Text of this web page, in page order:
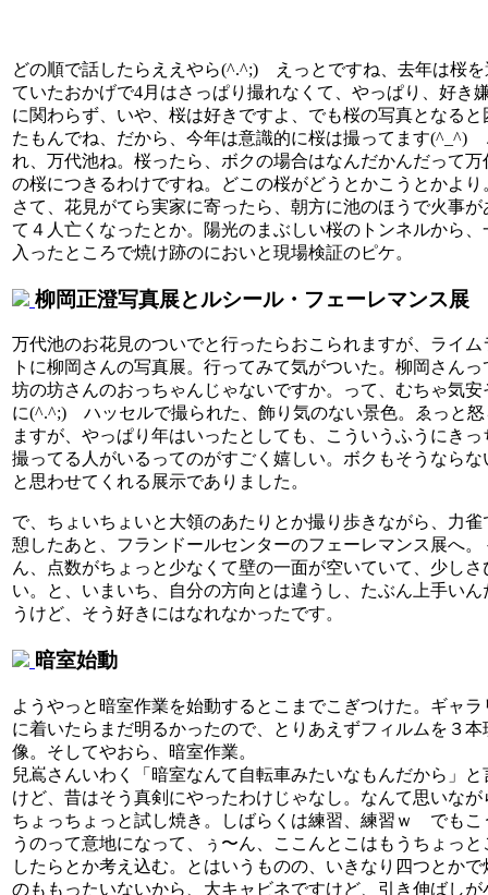
どの順で話したらええやら(^.^;) えっとですね、去年は桜を
ていたおかげで4月はさっぱり撮れなくて、やっぱり、好き
に関わらず、いや、桜は好きですよ、でも桜の写真となると
たもんでね、だから、今年は意識的に桜は撮ってます(^_^)
れ、万代池ね。桜ったら、ボクの場合はなんだかんだって万
の桜につきるわけですね。どこの桜がどうとかこうとかより
さて、花見がてら実家に寄ったら、朝方に池のほうで火事が
て４人亡くなったとか。陽光のまぶしい桜のトンネルから、
入ったところで焼け跡のにおいと現場検証のピケ。
柳岡正澄写真展とルシール・フェーレマンス展
万代池のお花見のついでと行ったらおこられますが、ライム
トに柳岡さんの写真展。行ってみて気がついた。柳岡さんっ
坊の坊さんのおっちゃんじゃないですか。って、むちゃ気安
に(^.^;) ハッセルで撮られた、飾り気のない景色。ゑっと怒
ますが、やっぱり年はいったとしても、こういうふうにきっ
撮ってる人がいるってのがすごく嬉しい。ボクもそうならな
と思わせてくれる展示でありました。
で、ちょいちょいと大領のあたりとか撮り歩きながら、力雀
憩したあと、フランドールセンターのフェーレマンス展へ。
ん、点数がちょっと少なくて壁の一面が空いていて、少しさ
い。と、いまいち、自分の方向とは違うし、たぶん上手いん
うけど、そう好きにはなれなかったです。
暗室始動
ようやっと暗室作業を始動するとこまでこぎつけた。ギャラ
に着いたらまだ明るかったので、とりあえずフィルムを３本
像。そしてやおら、暗室作業。
兒嶌さんいわく「暗室なんて自転車みたいなもんだから」と
けど、昔はそう真剣にやったわけじゃなし。なんて思いなが
ちょっちょっと試し焼き。しばらくは練習、練習ｗ でもこ
うのって意地になって、ぅ〜ん、ここんとこはもうちょっと
したらとか考え込む。とはいうものの、いきなり四つとかで
のももったいないから、大キャビネですけど、引き伸ばしが